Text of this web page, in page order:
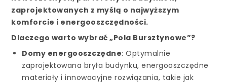
zaprojektowanych z myślą o najwyższym
komforcie i energooszczędności.
Dlaczego warto wybrać „Pola Bursztynowe”?
Domy energooszczędne: Optymalnie
zaprojektowana bryła budynku, energooszczędne
materiały i innowacyjne rozwiązania, takie jak